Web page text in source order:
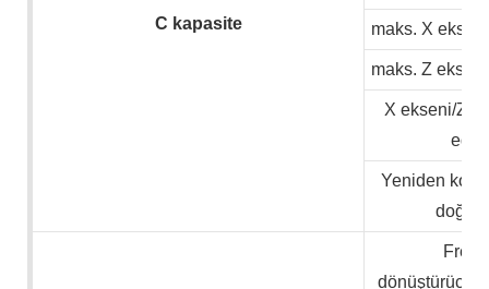
C kapasite maks. X
maks. Z
X ekseni/Z
Yeniden
dönüştürücü/